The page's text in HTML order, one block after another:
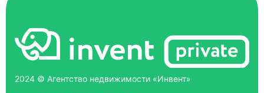
2024 © Агентство недвижимости «Инвент»